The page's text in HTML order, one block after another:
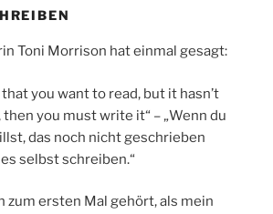
Toni Morrison hat einmal gesagt:
that you want to read, but it hasn’t
you must write it“ – „Wenn du
das noch nicht geschrieben
selbst schreiben.“
zum ersten Mal gehört, als mein